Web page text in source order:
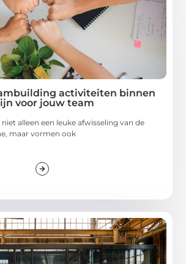
activiteiten binnen
voor jouw team
niet alleen een leuke afwisseling van de
maar vormen ook